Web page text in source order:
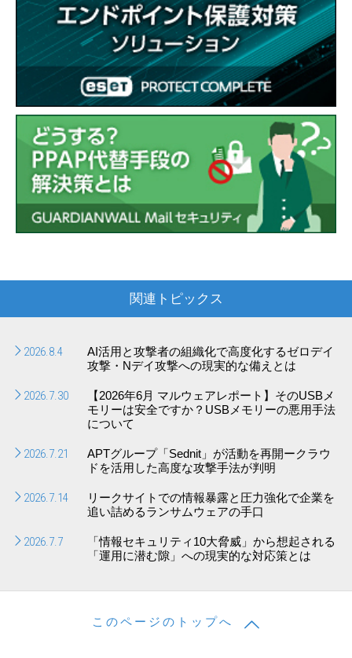
関連トピックス
2026.8.4
AI活用と攻撃者の組織化で高度化するゼロデイ
攻撃・Nデイ攻撃への現実的な備えとは
2026.7.30
【2026年6月 マルウェアレポート】そのUSBメ
モリーは安全ですか？USBメモリーの悪用手法
について
2026.7.21
APTグループ「Sednit」が活動を再開ークラウ
ドを活用した高度な攻撃手法が判明
2026.7.14
リークサイトでの情報暴露と圧力強化で企業を
追い詰めるランサムウェアの手口
2026.7.7
「情報セキュリティ10大脅威」から想起される
「運用に潜む隙」への現実的な対応策とは
このページのトップへ